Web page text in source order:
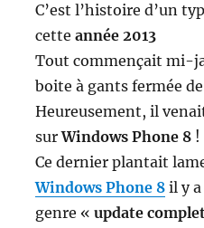
C’est l’histoire d’un
cette année 2013
Tout commençait mi-
boite à gants fermée
Heureusement, il
surWindows Phone 8!
Ce dernier plantait
Windows Phone 8il y a
genre « update